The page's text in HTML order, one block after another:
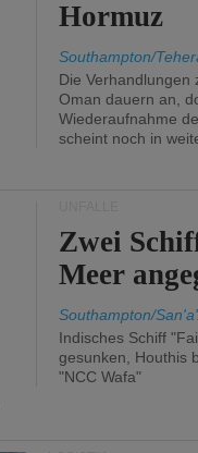
Hormuz
Southampton/
Die Verhandlungen
Oman dauern an,
Wiederaufnahme
scheint noch in
Zwei
Meer
Southampton/
Indisches Schiff
gesunken, Houthis
"NCC Wafa"